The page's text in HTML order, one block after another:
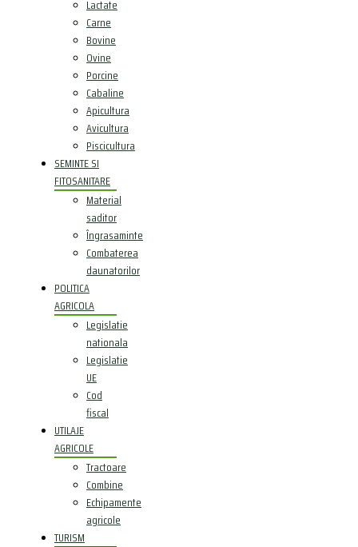
Lactate
Carne
Bovine
Ovine
Porcine
Cabaline
Apicultura
Avicultura
Piscicultura
SEMINTE SI
FITOSANITARE
Material
saditor
Îngrasaminte
Combaterea
daunatorilor
POLITICA
AGRICOLA
Legislatie
nationala
Legislatie
UE
Cod
fiscal
UTILAJE
AGRICOLE
Tractoare
Combine
Echipamente
agricole
TURISM